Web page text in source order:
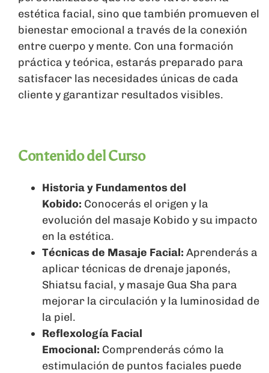
estética facial, sino que también promueven el
bienestar emocional a través de la conexión
entre cuerpo y mente. Con una formación
práctica y teórica, estarás preparado para
satisfacer las necesidades únicas de cada
cliente y garantizar resultados visibles.
Contenido del Curso
Historia y Fundamentos del
Kobido: Conocerás el origen y la
evolución del masaje Kobido y su impacto
en la estética.
Técnicas de Masaje Facial: Aprenderás a
aplicar técnicas de drenaje japonés,
Shiatsu facial, y masaje Gua Sha para
mejorar la circulación y la luminosidad de
la piel.
Reflexología Facial
Emocional: Comprenderás cómo la
estimulación de puntos faciales puede